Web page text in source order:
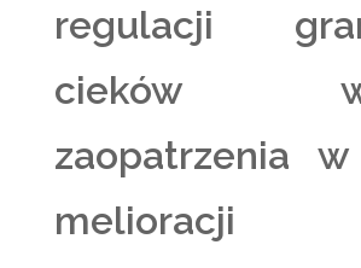
regulacji
cieków
zaopatrzenia
melioracji